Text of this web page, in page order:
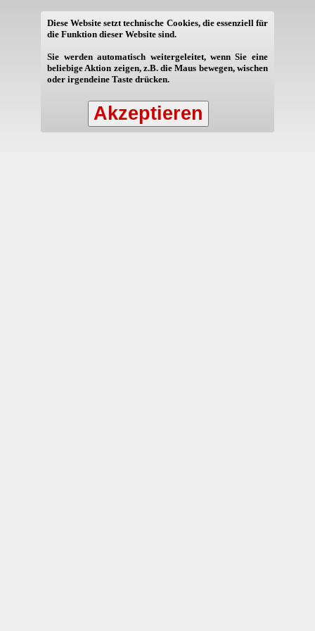
Diese Website setzt technische Cookies, die essenziell für
die Funktion dieser Website sind.
Sie werden automatisch weitergeleitet, wenn Sie eine
beliebige Aktion zeigen, z.B. die Maus bewegen, wischen
oder irgendeine Taste drücken.